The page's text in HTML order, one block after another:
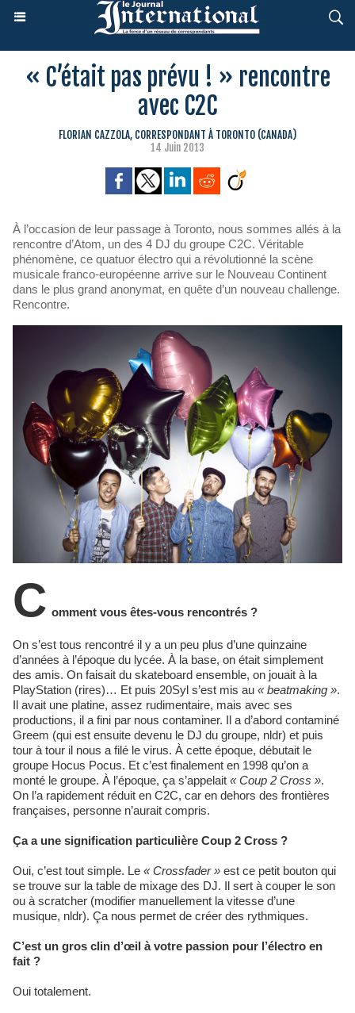
« C’était pas prévu ! » rencontre
avec C2C
FLORIAN CAZZOLA, CORRESPONDANT À TORONTO (CANADA)
14 Juin 2013
À l’occasion de leur passage à Toronto, nous sommes allés à la
rencontre d’Atom, un des 4 DJ du groupe C2C. Véritable
phénomène, ce quatuor électro qui a révolutionné la scène
musicale franco-européenne arrive sur le Nouveau Continent
dans le plus grand anonymat, en quête d’un nouveau challenge.
Rencontre.
C omment vous êtes-vous rencontrés ?
On s’est tous rencontré il y a un peu plus d’une quinzaine
d’années à l’époque du lycée. À la base, on était simplement
des amis. On faisait du skateboard ensemble, on jouait à la
PlayStation (rires)… Et puis 20Syl s’est mis au « beatmaking ».
Il avait une platine, assez rudimentaire, mais avec ses
productions, il a fini par nous contaminer. Il a d’abord contaminé
Greem (qui est ensuite devenu le DJ du groupe, nldr) et puis
tour à tour il nous a filé le virus. À cette époque, débutait le
groupe Hocus Pocus. Et c’est finalement en 1998 qu’on a
monté le groupe. À l’époque, ça s’appelait « Coup 2 Cross ».
On l’a rapidement réduit en C2C, car en dehors des frontières
françaises, personne n’aurait compris.
Ça a une signification particulière Coup 2 Cross ?
Oui, c’est tout simple. Le « Crossfader » est ce petit bouton qui
se trouve sur la table de mixage des DJ. Il sert à couper le son
ou à scratcher (modifier manuellement la vitesse d’une
musique, nldr). Ça nous permet de créer des rythmiques.
C’est un gros clin d’œil à votre passion pour l’électro en
fait ?
Oui totalement.